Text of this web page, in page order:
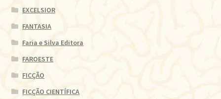
EXCELSIOR
FANTASIA
Faria e Silva Editora
FAROESTE
FICÇÃO
FICÇÃO CIENTÍFICA